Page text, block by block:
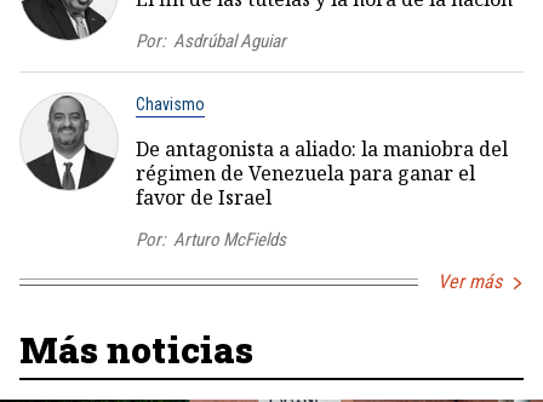
Por: Asdrúbal Aguiar
Chavismo
De antagonista a aliado: la maniobra del
régimen de Venezuela para ganar el
favor de Israel
Por: Arturo McFields
Ver más
Más noticias